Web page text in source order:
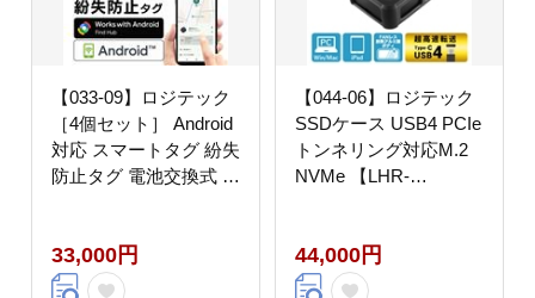
【033-09】ロジテック
［4個セット］ Android
対応 スマートタグ 紛失
防止タグ 電池交換式 忘
33,000円
【044-06】ロジテック
SSDケース USB4 PCIe
トンネリング対応M.2
NVMe 【LHR-
44,000円